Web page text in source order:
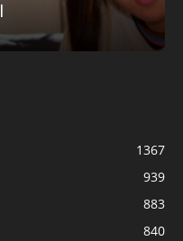
1367
939
883
840